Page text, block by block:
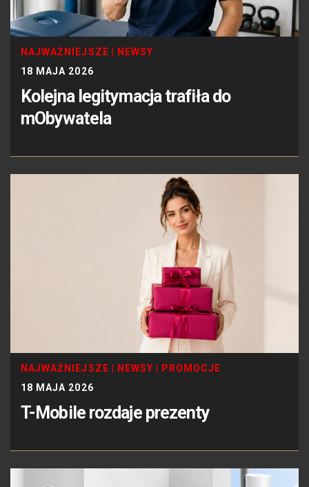
NAJWAŻNIEJSZE
NEWSY
18 MAJA 2026
Kolejna legitymacja trafiła do
mObywatela
NAJWAŻNIEJSZE NEWSY
PROMOCJE
18 MAJA 2026
T-Mobile rozdaje prezenty